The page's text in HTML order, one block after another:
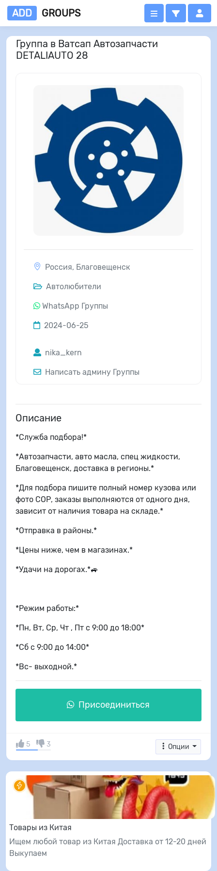
ADD GROUPS
Группа в Ватсап Автозапчасти
DETALIAUTO 28
Россия, Благовещенск
Автолюбители
WhatsApp Группы
2024-06-25
nika_kern
Написать админу Группы
Описание
*Служба подбора!*
*Автозапчасти, авто масла, спец жидкости,
Благовещенск, доставка в регионы.*
*Для подбора пишите полный номер кузова или
фото СОР, заказы выполняются от одного дня,
зависит от наличия товара на складе.*
*Отправка в районы.*
*Цены ниже, чем в магазинах.*
*Удачи на дорогах.*🚙
*Режим работы:*
*Пн, Вт, Ср, Чт , Пт с 9:00 до 18:00*
*Сб с 9:00 до 14:00*
*Вс- выходной.*
Присоединиться
Опции
5 3
Товары из Китая
Ищем любой товар из Китая Доставка от 12-20 дней
Выкупаем